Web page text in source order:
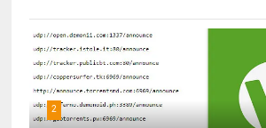
2